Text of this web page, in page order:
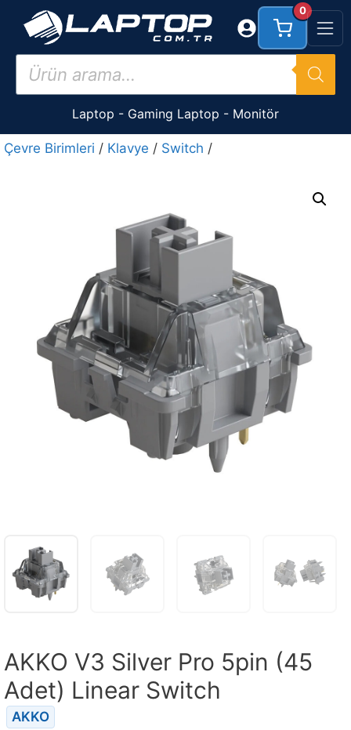
İçeriğe
Products
search
Laptop - Gaming Laptop - Monitör
0
Çevre Birimleri / Klavye / Switch /
AKKO V3 Silver Pro 5pin (45
Adet) Linear Switch
AKKO